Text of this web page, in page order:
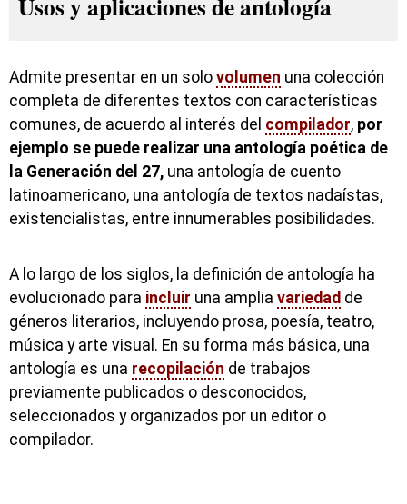
Admite presentar en un solo volumen una colección
completa de diferentes textos con características
comunes, de acuerdo al interés del compilador, por
ejemplo se puede realizar una antología poética de
la Generación del 27, una antología de cuento
latinoamericano, una antología de textos nadaístas,
existencialistas, entre innumerables posibilidades.
A lo largo de los siglos, la definición de antología ha
evolucionado para incluir una amplia variedad de
géneros literarios, incluyendo prosa, poesía, teatro,
música y arte visual. En su forma más básica, una
antología es una recopilación de trabajos
previamente publicados o desconocidos,
seleccionados y organizados por un editor o
compilador.